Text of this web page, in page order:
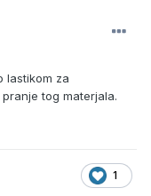
lastikom za
tog materjala.
1